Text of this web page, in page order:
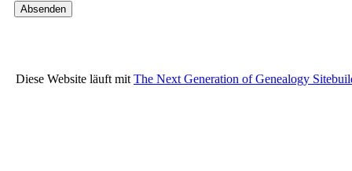
Diese Website läuft mit The Next Generation of Genealogy